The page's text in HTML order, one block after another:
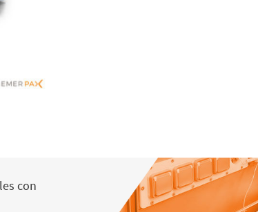
con